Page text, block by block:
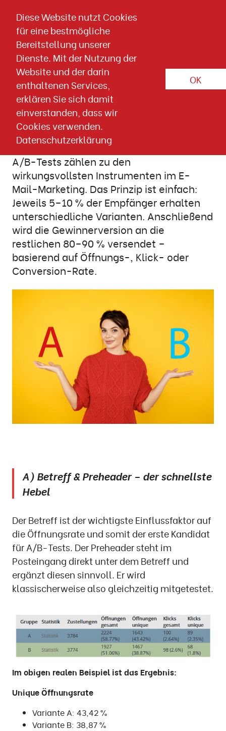
Diese Website nutzt Cookies
für eine bestmögliche
Bereitstellung unserer
Dienste. Mit der Nutzung der
Website und der darin
enthaltenen Services,
erklären Sie sich damit
einverstanden, dass wir
Cookies verwenden.
Datenschutzerklärung
OK
Artikel-Detailseite
15. APRIL 2026
Online Marketing
Wissen & Downloads
PRAXISTIPPS E-MAIL MARKETING
A/B-Tests im Praxischeck: Was
funktioniert wirklich?
A/B-Tests zählen zu den
wirkungsvollsten Instrumenten im E-
Mail-Marketing. Das Prinzip ist einfach:
Jeweils 5–10 % der Empfänger erhalten
unterschiedliche Varianten. Anschließend
wird die Gewinnerversion an die
restlichen 80–90 % versendet –
basierend auf Öffnungs-, Klick- oder
Conversion-Rate.
A) Betreff & Preheader – der schnellste
Hebel
Der Betreff ist der wichtigste Einflussfaktor auf
die Öffnungsrate und somit der erste Kandidat
für A/B-Tests. Der Preheader steht im
Posteingang direkt unter dem Betreff und
ergänzt diesen sinnvoll. Er wird
klassischerweise also gleichzeitig mitgetestet.
Im obigen realen Beispiel ist das Ergebnis:
Unique Öffnungsrate
Variante A: 43,42 %
Variante B: 38,87 %